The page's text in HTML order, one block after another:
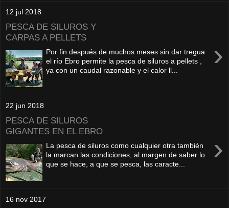
12 jul 2018
PESCA DE SILUROS Y
CARPAS A PELLETS
›
Por fin después de muchos meses sin dar tregua
el río Ebro permite la pesca de siluros a pellets ,
ya con un caudal razonable y el calor ll...
22 jun 2018
PESCA DE SILUROS
GIGANTES EN EL EBRO
›
La pesca de siluros como cualquier otra también
la marcan las condiciones, al margen de saber lo
que se hace, a que se pesca, las caracte...
16 nov 2017